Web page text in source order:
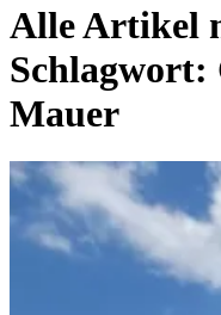
Alle Artikel
Schlagwort:
Mauer